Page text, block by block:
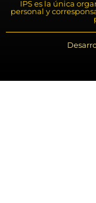
IPS es la única
personal y